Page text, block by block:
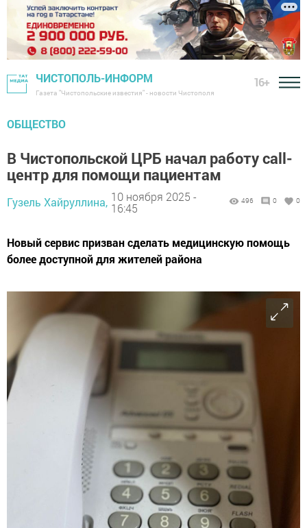
ЧИСТОПОЛЬ-ИНФОРМ
Газета "Чистопольские известия" - новости Чистополя
16+
ОБЩЕСТВО
В Чистопольской ЦРБ начал работу call-
центр для помощи пациентам
Гузель Хайруллина, 10 ноября 2025 -
16:45
496 0 0
Новый сервис призван сделать медицинскую помощь
более доступной для жителей района